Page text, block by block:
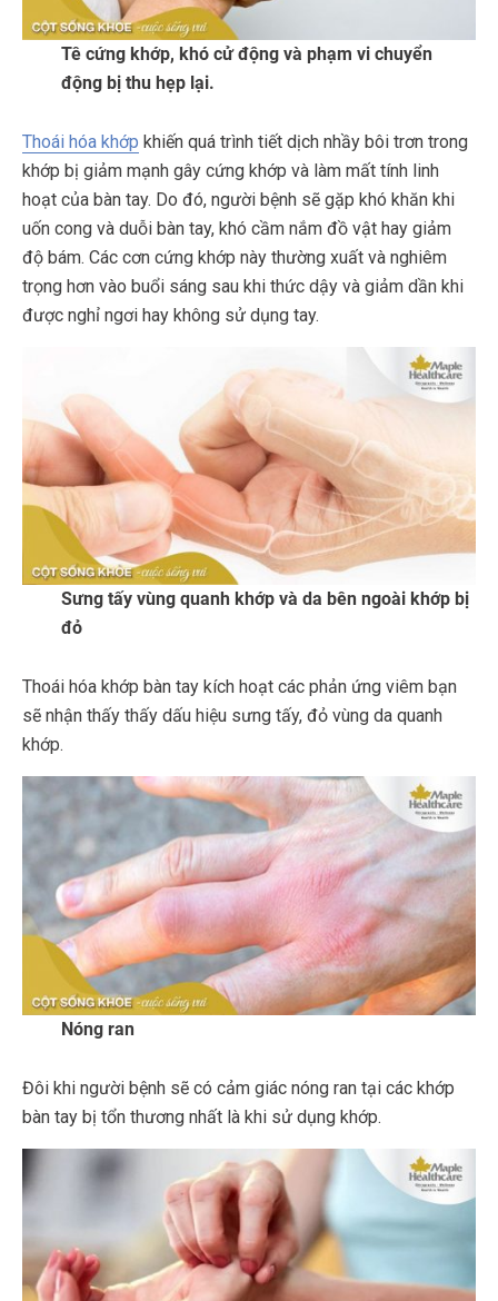
Tê cứng khớp, khó cử động và phạm vi chuyển
động bị thu hẹp lại.
Thoái hóa khớp khiến quá trình tiết dịch nhầy bôi trơn trong
khớp bị giảm mạnh gây cứng khớp và làm mất tính linh
hoạt của bàn tay. Do đó, người bệnh sẽ gặp khó khăn khi
uốn cong và duỗi bàn tay, khó cầm nắm đồ vật hay giảm
độ bám. Các cơn cứng khớp này thường xuất và nghiêm
trọng hơn vào buổi sáng sau khi thức dậy và giảm dần khi
được nghỉ ngơi hay không sử dụng tay.
Sưng tấy vùng quanh khớp và da bên ngoài khớp bị
đỏ
Thoái hóa khớp bàn tay kích hoạt các phản ứng viêm bạn
sẽ nhận thấy thấy dấu hiệu sưng tấy, đỏ vùng da quanh
khớp.
Nóng ran
Đôi khi người bệnh sẽ có cảm giác nóng ran tại các khớp
bàn tay bị tổn thương nhất là khi sử dụng khớp.